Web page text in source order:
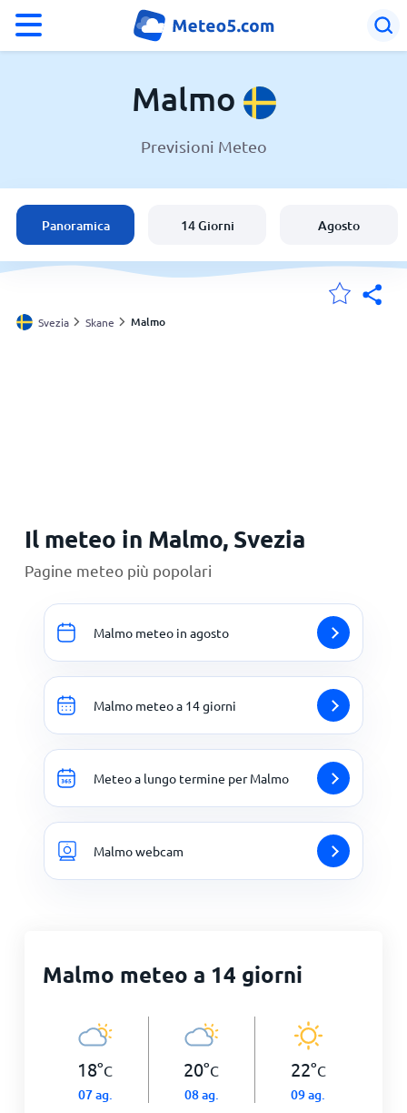
Svezia
Italia
Svizzera
Malmo
Previsioni Meteo
Panoramica 14 Giorni Agosto
Svezia Skane Malmo
Il meteo in Malmo, Svezia
Pagine meteo più popolari
Malmo meteo in agosto
Malmo meteo a 14 giorni
Meteo a lungo termine per Malmo
Malmo webcam
Malmo meteo a 14 giorni
18°C
07 ag.
20°C
08 ag.
22°C
09 ag.